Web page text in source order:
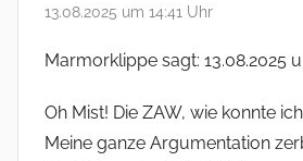
13.08.2025 um 14:41 Uhr
Marmorklippe sagt: 13.08.2025
Oh Mist! Die ZAW, wie konnte
Meine ganze Argumentation